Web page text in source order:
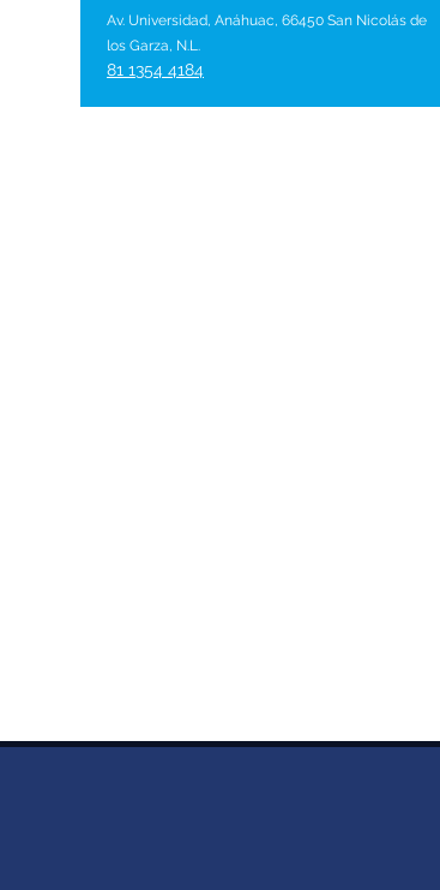
Av. Universidad, Anáhuac, 66450 San Nicolás de
los Garza, N.L.
81 1354 4184